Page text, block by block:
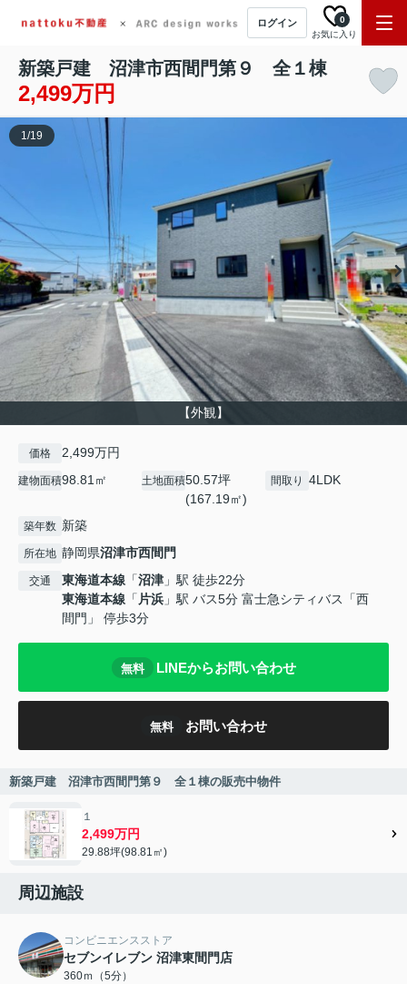
ログイン
お気に入り
0
新築戸建 沼津市西間門第９ 全１棟
2,499万円
【外観】
1/19
価格 2,499万円
建物面積98.81㎡ 土地面積50.57坪
(167.19㎡)
間取り 4LDK
築年数 新築
所在地 静岡県沼津市西間門
交通 東海道本線 「沼津 」駅 徒歩22分
東海道本線 「片浜 」駅 バス5分 富士急シティバス「西
間門」 停歩3分
無料 LINEからお問い合わせ
無料 お問い合わせ
新築戸建 沼津市西間門第９ 全１棟の販売中物件
１
2,499万円
29.88坪(98.81㎡)
周辺施設
コンビニエンスストア
セブンイレブン 沼津東間門店
360ｍ（5分）